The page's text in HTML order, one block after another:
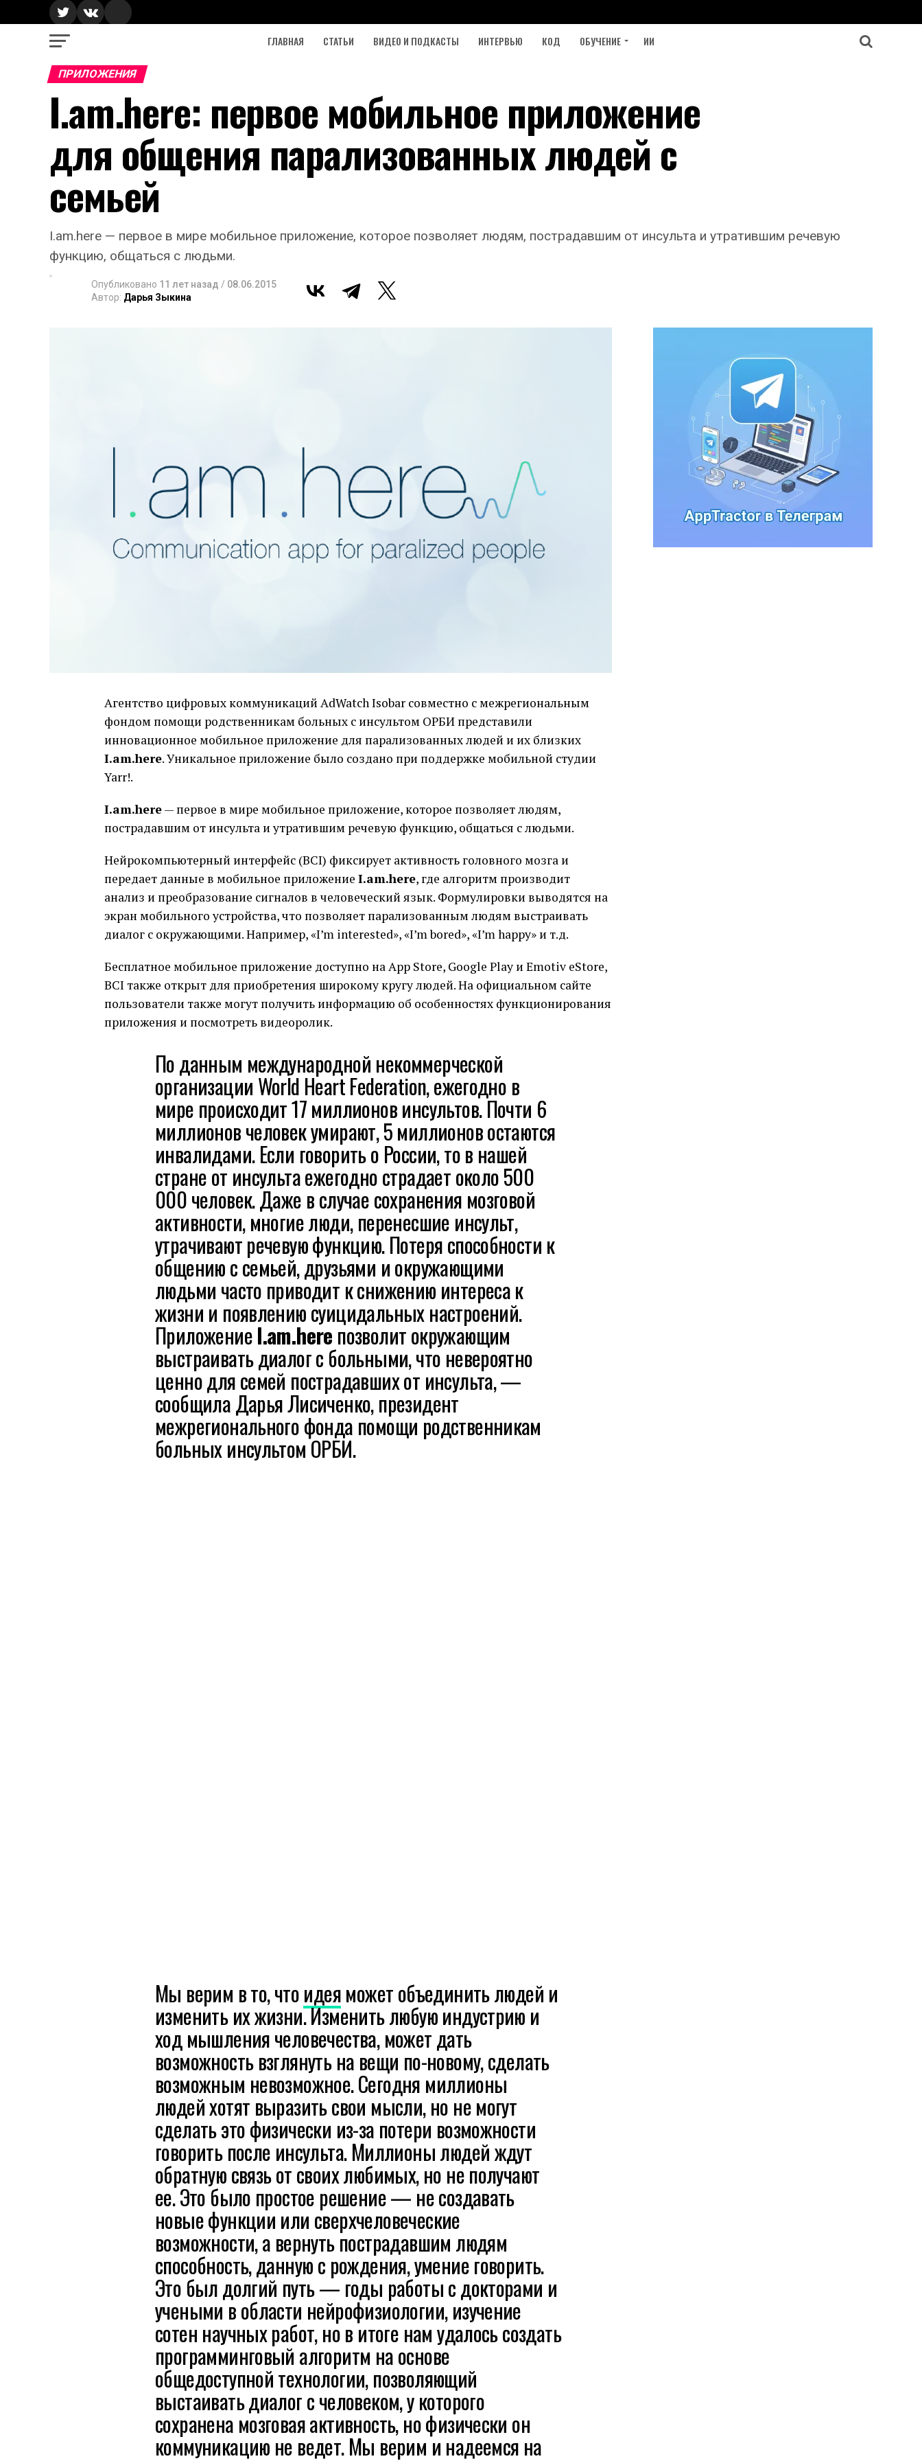
ГЛАВНАЯ СТАТЬИ ВИДЕО И ПОДКАСТЫ ИНТЕРВЬЮ КОД ОБУЧЕНИЕ ИИ
ПРИЛОЖЕНИЯ
I.am.here: первое мобильное приложение
для общения парализованных людей с
семьей
I.am.here — первое в мире мобильное приложение, которое позволяет людям, пострадавшим от инсульта и утратившим речевую
функцию, общаться с людьми.
Опубликовано 11 лет назад / 08.06.2015
Автор: Дарья Зыкина
Агентство цифровых коммуникаций AdWatch Isobar совместно с межрегиональным
фондом помощи родственникам больных с инсультом ОРБИ представили
инновационное мобильное приложение для парализованных людей и их близких
I.am.here. Уникальное приложение было создано при поддержке мобильной студии
Yarr!.
I.am.here— первое в мире мобильное приложение, которое позволяет людям,
пострадавшим от инсульта и утратившим речевую функцию, общаться с людьми.
Нейрокомпьютерный интерфейс (BCI) фиксирует активность головного мозга и
передает данные в мобильное приложение I.am.here, где алгоритм производит
анализ и преобразование сигналов в человеческий язык. Формулировки выводятся на
экран мобильного устройства, что позволяет парализованным людям выстраивать
диалог с окружающими. Например, «I’m interested», «I’m bored», «I’m happy» и т.д.
Бесплатное мобильное приложение доступно на App Store, Google Play и Emotiv eStore,
BCI также открыт для приобретения широкому кругу людей. На официальном сайте
пользователи также могут получить информацию об особенностях функционирования
приложения и посмотреть видеоролик.
По данным международной некоммерческой
организации World Heart Federation, ежегодно в
мире происходит 17 миллионов инсультов. Почти 6
миллионов человек умирают, 5 миллионов остаются
инвалидами. Если говорить о России, то в нашей
стране от инсульта ежегодно страдает около 500
000 человек. Даже в случае сохранения мозговой
активности, многие люди, перенесшие инсульт,
утрачивают речевую функцию. Потеря способности к
общению с семьей, друзьями и окружающими
людьми часто приводит к снижению интереса к
жизни и появлению суицидальных настроений.
ПриложениеI.am.here позволит окружающим
выстраивать диалог c больными, что невероятно
ценно для семей пострадавших от инсульта, —
сообщила Дарья Лисиченко, президент
межрегионального фонда помощи родственникам
больных инсультом ОРБИ.
Мы верим в то, чтоидеяможет объединить людей и
изменить их жизни. Изменить любую индустрию и
ход мышления человечества, может дать
возможность взглянуть на вещи по-новому, сделать
возможным невозможное. Сегодня миллионы
людей хотят выразить свои мысли, но не могут
сделать это физически из-за потери возможности
говорить после инсульта. Миллионы людей ждут
обратную связь от своих любимых, но не получают
ее. Это было простое решение — не создавать
новые функции или сверхчеловеческие
возможности, а вернуть пострадавшим людям
способность, данную с рождения, умение говорить.
Это был долгий путь — годы работы с докторами и
учеными в области нейрофизиологии, изучение
сотен научных работ, но в итоге нам удалось создать
программинговый алгоритм на основе
общедоступной технологии, позволяющий
выстаивать диалог с человеком, у которого
сохранена мозговая активность, но физически он
коммуникацию не ведет. Мы верим и надеемся на